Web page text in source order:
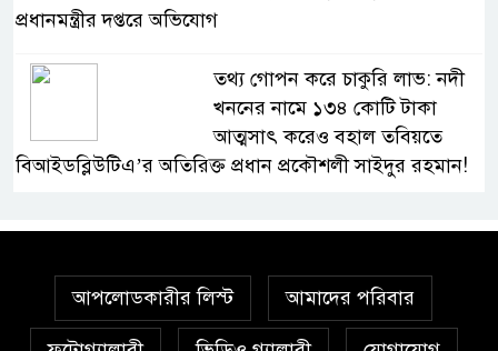
প্রধানমন্ত্রীর দপ্তরে অভিযোগ
তথ্য গোপন করে চাকুরি লাভ: নদী
খননের নামে ১৩৪ কোটি টাকা
আত্মসাৎ করেও বহাল তবিয়তে
বিআইডব্লিউটিএ’র অতিরিক্ত প্রধান প্রকৌশলী সাইদুর রহমান!
তোয়াক্কা করছেন না চুক্তিভিত্তিক
আপলোডকারীর লিস্ট আমাদের পরিবার